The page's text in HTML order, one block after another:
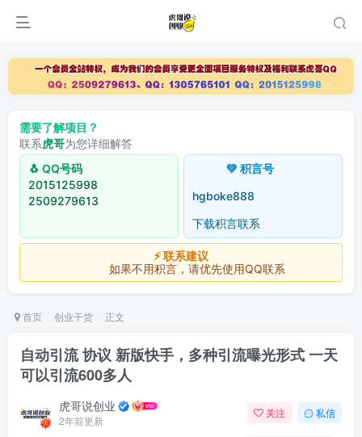
需要了解项目？
联系虎哥为您详细解答
🐧 QQ号码
2015125998
2509279613
💚 积言号
hgboke888
下载积言联系
⚡ 联系建议
如果不用积言，请优先使用QQ联系
首页 创业干货 正文
自动引流 协议 新版快手，多种引流曝光形式 一天
可以引流600多人
虎哥说创业
2年前更新
关注 私信